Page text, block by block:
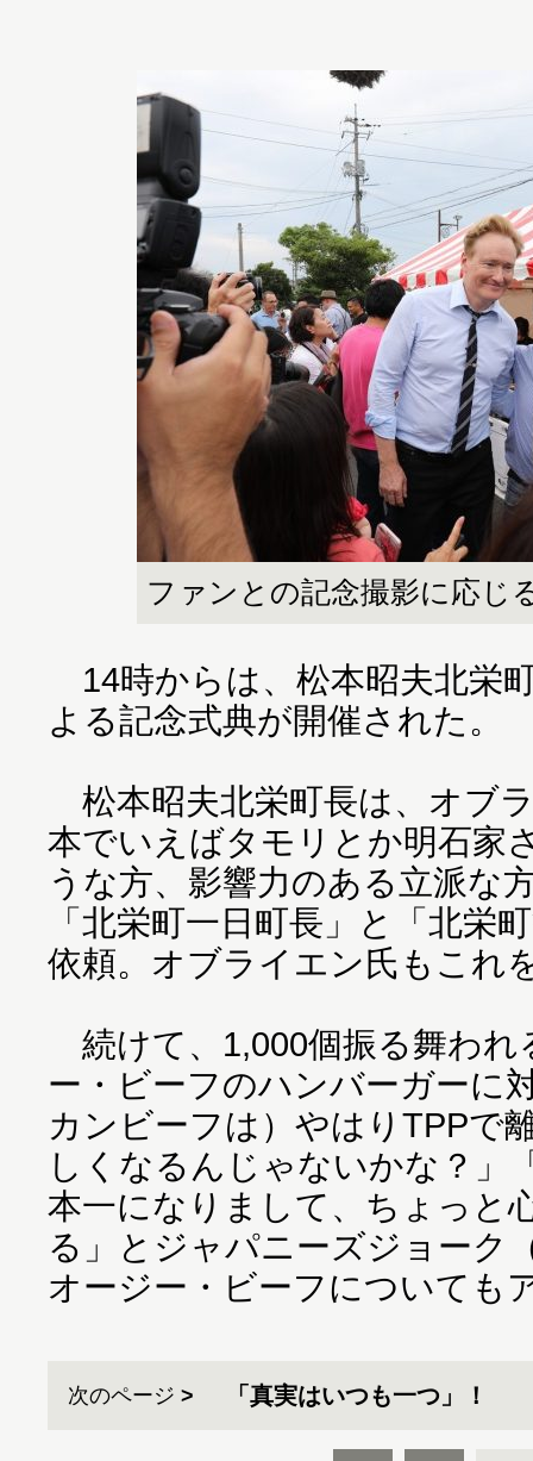
ファンとの記念撮影に応じ
14時からは、松本昭夫北栄
よる記念式典が開催された。
松本昭夫北栄町長は、オブ
本でいえばタモリとか明石家
うな方、影響力のある立派な
「北栄町一日町長」と「北栄
依頼。オブライエン氏もこれ
続けて、1,000個振る舞われ
ー・ビーフのハンバーガーに
カンビーフは）やはりTPPで
しくなるんじゃないかな？」
本一になりまして、ちょっと
る」とジャパニーズジョーク
オージー・ビーフについても
次のページ 「真実はいつも一つ」！